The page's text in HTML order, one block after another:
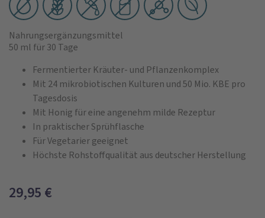
Nahrungsergänzungsmittel
50 ml für 30 Tage
Fermentierter Kräuter- und Pflanzenkomplex
Mit 24 mikrobiotischen Kulturen und 50 Mio. KBE pro
Tagesdosis
Mit Honig für eine angenehm milde Rezeptur
In praktischer Sprühflasche
Für Vegetarier geeignet
Höchste Rohstoffqualität aus deutscher Herstellung
29,95 €